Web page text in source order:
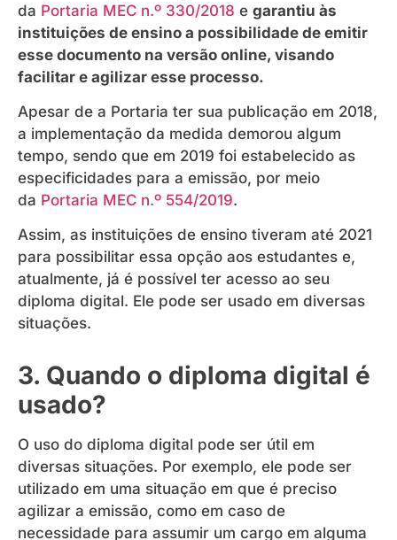
da Portaria MEC n.º 330/2018 e garantiu às
instituições de ensino a possibilidade de emitir
esse documento na versão online, visando
facilitar e agilizar esse processo.
Apesar de a Portaria ter sua publicação em 2018,
a implementação da medida demorou algum
tempo, sendo que em 2019 foi estabelecido as
especificidades para a emissão, por meio
da Portaria MEC n.º 554/2019.
Assim, as instituições de ensino tiveram até 2021
para possibilitar essa opção aos estudantes e,
atualmente, já é possível ter acesso ao seu
diploma digital. Ele pode ser usado em diversas
situações.
3. Quando o diploma digital é
usado?
O uso do diploma digital pode ser útil em
diversas situações. Por exemplo, ele pode ser
utilizado em uma situação em que é preciso
agilizar a emissão, como em caso de
necessidade para assumir um cargo em alguma